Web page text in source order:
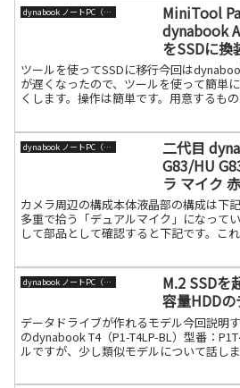
dynabook ノートPC（旧東芝）
MiniTool
dynabook
をSSDに換
ツールを使ってSSDに移行今回は
が遅くなったので、ツールを使って簡単
くします。操作は簡単です。用意するも
dynabook ノートPC（旧東芝）
二代目
G83/HU
ラ マイク
カメラ周辺の構成本体液晶部の構成は下
多重で拾う「デュアルマイク」になって
して部品として確認すると下記です。こ
dynabook ノートPC（旧東芝）
M.2 SSDを
容量HDD
データドライブが作れるモデル今回説明
のdynabook T4（P1-T4LP-BL）型番：
ルですが、少し類似モデルについて話し